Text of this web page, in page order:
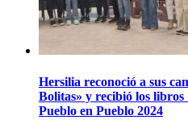
Hersilia reconoció a sus
Bolitas» y recibió los
Pueblo en Pueblo 2024